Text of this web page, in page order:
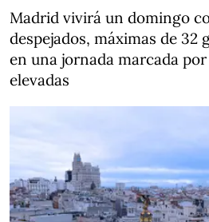
Madrid vivirá un domingo
despejados, máximas de 32
en una jornada marcada
elevadas